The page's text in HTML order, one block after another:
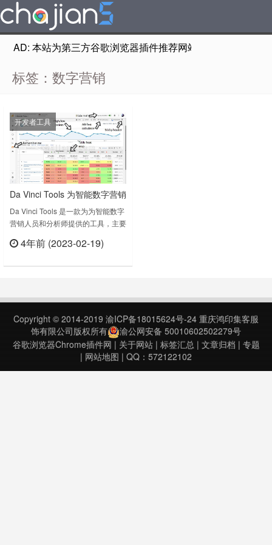
AD: 本站为第三方谷歌浏览器插件推荐网站，非Google
标签：数字营销
开发者工具
Da Vinci Tools 为智能数字营销
人员和分析师提供的谷歌营销
平台工具
Da Vinci Tools 是一款为为智能数字
营销人员和分析师提供的工具，主要
AdWords（谷歌广告）、
4年前 (2023-02-19)
Copyright © 2014-2019 渝ICP备18015624号-24 重庆鸿印集客服
饰有限公司版权所有
渝公网安备 50010602502279号
谷歌浏览器Chrome插件网 | 关于网站| 标签汇总| 文章归档 | 专题
| 网站地图 | QQ：572122102